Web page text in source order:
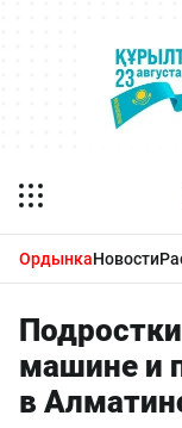
ОрдынкаНовости
машине и
в